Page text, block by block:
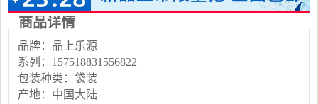
商品详情
品牌：品上乐源
系列：157518831556822
包装种类：袋装
产地：中国大陆